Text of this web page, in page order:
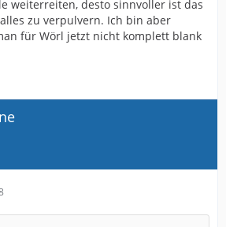
weiterreiten, desto sinnvoller ist das
zu verpulvern. Ich bin aber
für Wörl jetzt nicht komplett blank